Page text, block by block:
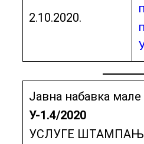
2.10.2020.
Јавна набавка
У-1.4/2020
УСЛУГЕ